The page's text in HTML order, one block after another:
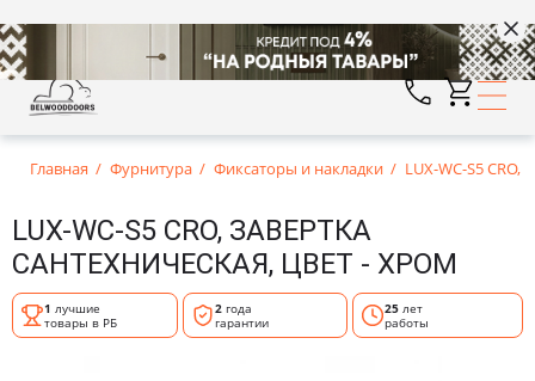
Главная Фурнитура Фиксаторы и накладки LUX-WC-S5 CRO,
LUX-WC-S5 CRO, ЗАВЕРТКА
САНТЕХНИЧЕСКАЯ, ЦВЕТ - ХРОМ
1 лучшие
товары в РБ
2года
гарантии
25 лет
работы